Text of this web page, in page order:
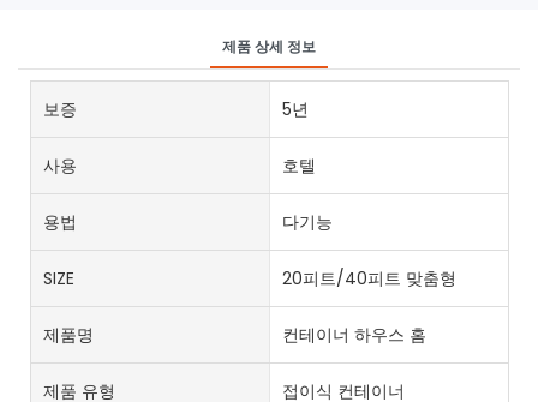
제품 상세 정보
보증 5년
사용 호텔
용법 다기능
SIZE 20피트/40피트 맞춤형
제품명 컨테이너 하우스 홈
제품 유형 접이식 컨테이너